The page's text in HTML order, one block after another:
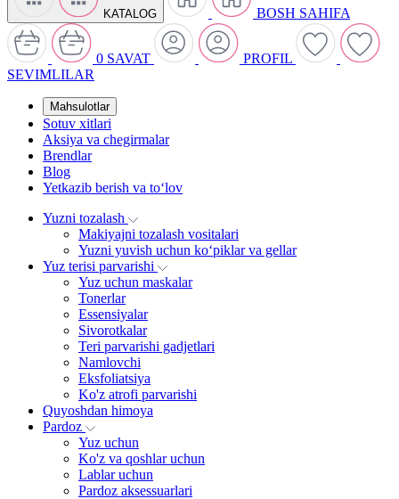
KATALOG BOSH SAHIFA
0 SAVAT
PROFIL
SEVIMLILAR
Mahsulotlar
Sotuv xitlari
Aksiya va chegirmalar
Brendlar
Blog
Yetkazib berish va to‘lov
Yuzni tozalash
Makiyajni tozalash vositalari
Yuzni yuvish uchun ko‘piklar va gellar
Yuz terisi parvarishi
Yuz uchun maskalar
Tonerlar
Essensiyalar
Sivorotkalar
Teri parvarishi gadjetlari
Namlovchi
Eksfoliatsiya
Ko'z atrofi parvarishi
Quyoshdan himoya
Pardoz
Yuz uchun
Ko'z va qoshlar uchun
Lablar uchun
Pardoz aksessuarlari